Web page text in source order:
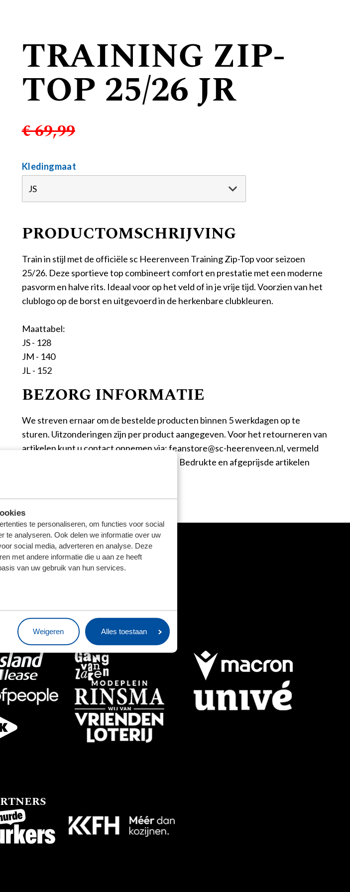
te personaliseren, om functies voor social
te analyseren. Ook delen we informatie over uw
social media, adverteren en analyse. Deze
met andere informatie die u aan ze heeft
van uw gebruik van hun services.
Weigeren Alles toestaan
TRAINING ZIP-
TOP 25/26 JR
€ 69,99
Kledingmaat
PRODUCTOMSCHRIJVING
Train in stijl met de officiële sc Heerenveen Training Zip-Top voor seizoen
25/26. Deze sportieve top combineert comfort en prestatie met een moderne
pasvorm en halve rits. Ideaal voor op het veld of in je vrije tijd. Voorzien van het
clublogo op de borst en uitgevoerd in de herkenbare clubkleuren.
Maattabel:
JS - 128
JM - 140
JL - 152
BEZORG INFORMATIE
We streven ernaar om de bestelde producten binnen 5 werkdagen op te
sturen. Uitzonderingen zijn per product aangegeven. Voor het retourneren van
artikelen kunt u contact opnemen via: feanstore@sc-heerenveen.nl, vermeld
altijd uw ordernummer in de mail. Let op; Bedrukte en afgeprijsde artikelen